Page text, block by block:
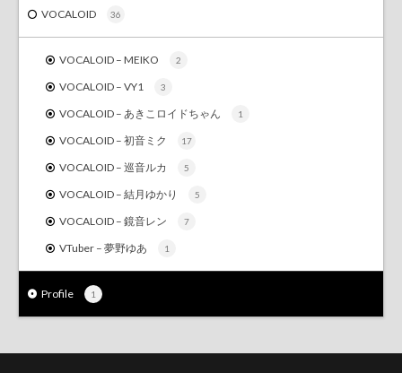
VOCALOID 36
VOCALOID – MEIKO 2
VOCALOID – VY1 3
VOCALOID – あきこロイドちゃん 1
VOCALOID – 初音ミク 17
VOCALOID – 巡音ルカ 5
VOCALOID – 結月ゆかり 5
VOCALOID – 鏡音レン 7
VTuber – 夢野ゆあ 1
Profile 1